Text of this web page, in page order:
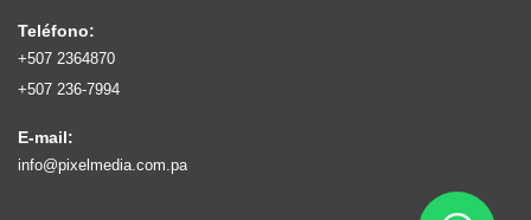
Teléfono:
+507 2364870
+507 236-7994
E-mail:
info@pixelmedia.com.pa